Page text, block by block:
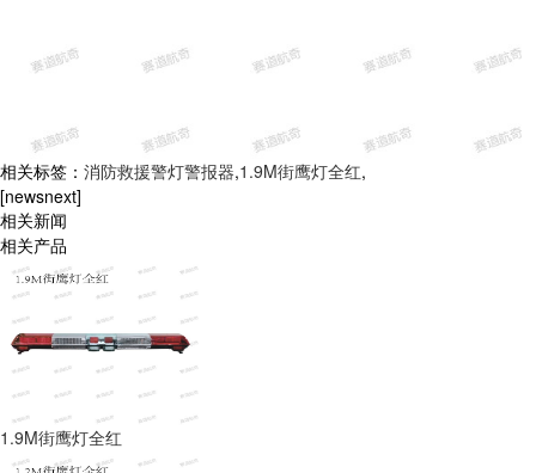
相关标签： 消防救援警灯警报器,1.9M街鹰灯全红,
[newsnext]
相关新闻
相关产品
1.9M街鹰灯全红